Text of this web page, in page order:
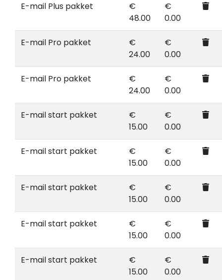
E-mail Plus pakket
€
48.00
€
0.00
E-mail Pro pakket
€
24.00
€
0.00
E-mail Pro pakket
€
24.00
€
0.00
E-mail start pakket
€
15.00
€
0.00
E-mail start pakket
€
15.00
€
0.00
E-mail start pakket
€
15.00
€
0.00
E-mail start pakket
€
15.00
€
0.00
E-mail start pakket
€
15.00
€
0.00